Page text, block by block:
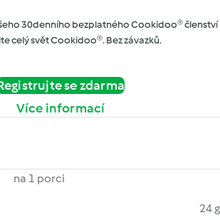
30denního bezplatného Cookidoo® členství
celý svět Cookidoo®. Bez závazků.
se zdarma
Více informací
na 1 porci
24 g